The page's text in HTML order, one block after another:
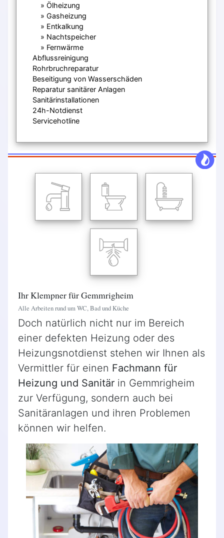
Ölheizung
Gasheizung
Entkalkung
Nachtspeicher
Fernwärme
Abflussreinigung
Rohrbruchreparatur
Beseitigung von Wasserschäden
Reparatur sanitärer Anlagen
Sanitärinstallationen
24h-Notdienst
Servicehotline
Ihr Klempner für Gemmrigheim
Alle Arbeiten rund um WC, Bad und Küche
Doch natürlich nicht nur im Bereich
einer defekten Heizung oder des
Heizungsnotdienst stehen wir Ihnen als
Vermittler für einen Fachmann für
Heizung und Sanitär in Gemmrigheim
zur Verfügung, sondern auch bei
Sanitäranlagen und ihren Problemen
können wir helfen.